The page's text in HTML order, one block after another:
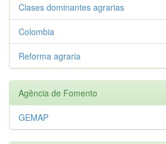
Clases dominantes agrarias
Colombia
Reforma agraria
Agência de Fomento
GEMAP